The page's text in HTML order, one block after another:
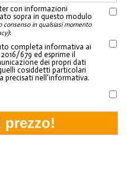
con informazioni
sopra in questo modulo
in qualsiasi momento
:
completa informativa ai
679 ed esprime il
dei propri dati
cosiddetti particolari
precisati nell'informativa.